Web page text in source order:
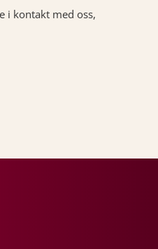
i kontakt med oss,